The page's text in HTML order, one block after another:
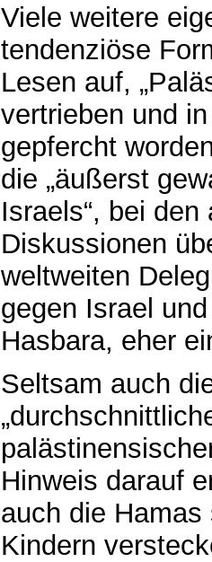
Viele weitere
tendenziöse
Lesen auf,
vertrieben und
gepfercht
die „äußerst
Israels“, bei den
Diskussionen
weltweiten
gegen Israel
Hasbara, eher
Seltsam auch
Hinweis darauf
auch die
Kindern